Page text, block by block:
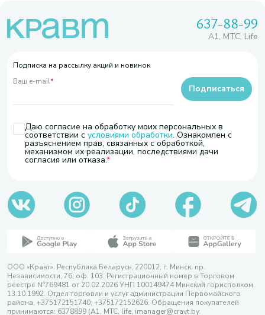
637-88-99
A1, МТС, Life
Подписка на рассылку акций и новинок
Ваш e-mail*
Даю согласие на обработку моих персональных в
соответствии с условиями обработки. Ознакомлен с
разъяснением прав, связанных с обработкой,
механизмом их реализации, последствиями дачи
согласия или отказа.
Подписаться
ООО «Кравт». Республика Беларусь, 220012, г. Минск, пр.
Независимости, 76, оф. 103. Регистрационный номер в Торговом
реестре №769481 от 20.02.2026 УНП 100149474 Минский горисполком,
13.10.1992. Отдел торговли и услуг администрации Первомайского
района, +375172151740; +375172152626. Обращения покупателей
принимаются: 6378899 (А1, МТС, life, imanager@cravt.by.